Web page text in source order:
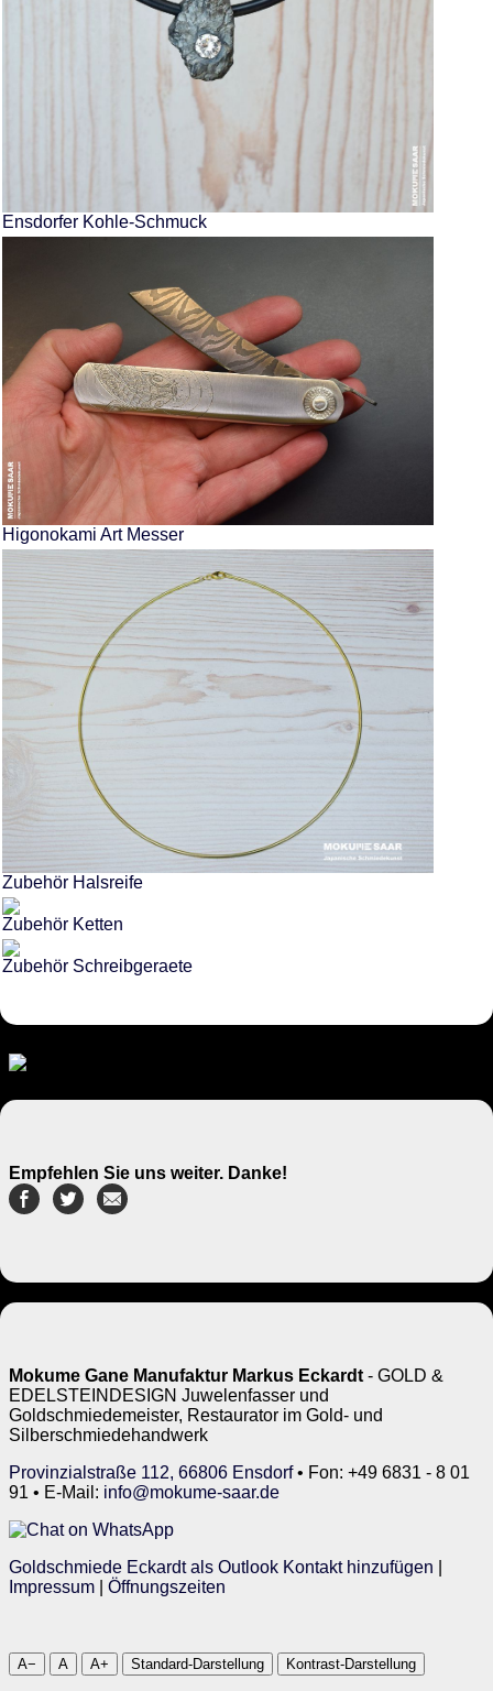
Ensdorfer Kohle-Schmuck
Higonokami Art Messer
Zubehör Halsreife
Zubehör Ketten
Zubehör Schreibgeraete
Empfehlen Sie uns weiter. Danke!
Mokume Gane Manufaktur Markus Eckardt - GOLD &
EDELSTEINDESIGN Juwelenfasser und
Goldschmiedemeister, Restaurator im Gold- und
Silberschmiedehandwerk
Provinzialstraße 112, 66806 Ensdorf• Fon: +49 6831 - 8 01
91 • E-Mail: info@mokume-saar.de
Goldschmiede Eckardt als Outlook Kontakt hinzufügen
Impressum
Öffnungszeiten
A− A A+ Standard-Darstellung Kontrast-Darstellung